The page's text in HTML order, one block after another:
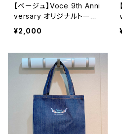
【ベージュ】Voce 9th Anni
versary オリジナルトート
バッグ
¥2,000